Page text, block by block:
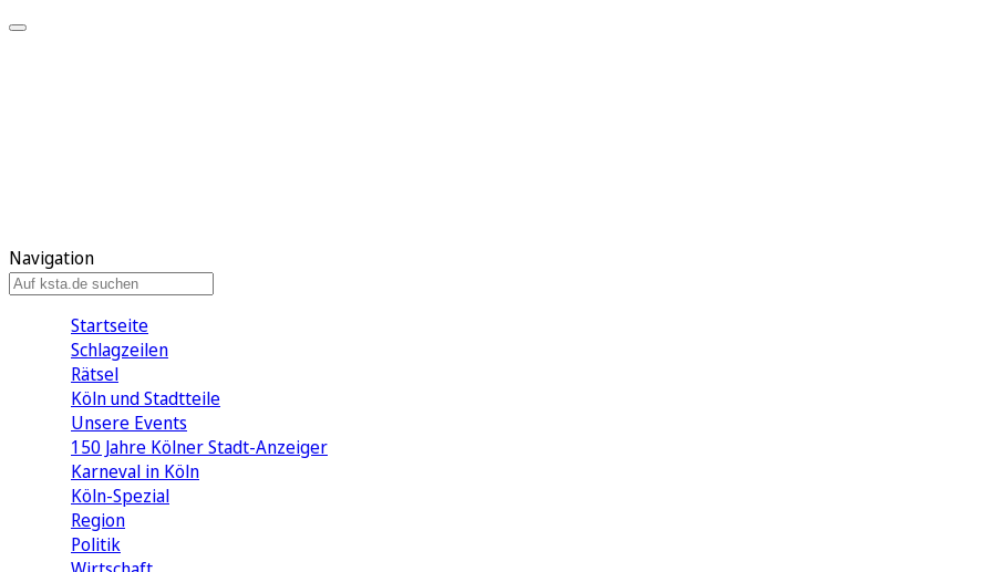
Navigation
Startseite
Schlagzeilen
Rätsel
Köln und Stadtteile
Unsere Events
150 Jahre Kölner Stadt-Anzeiger
Karneval in Köln
Köln-Spezial
Region
Politik